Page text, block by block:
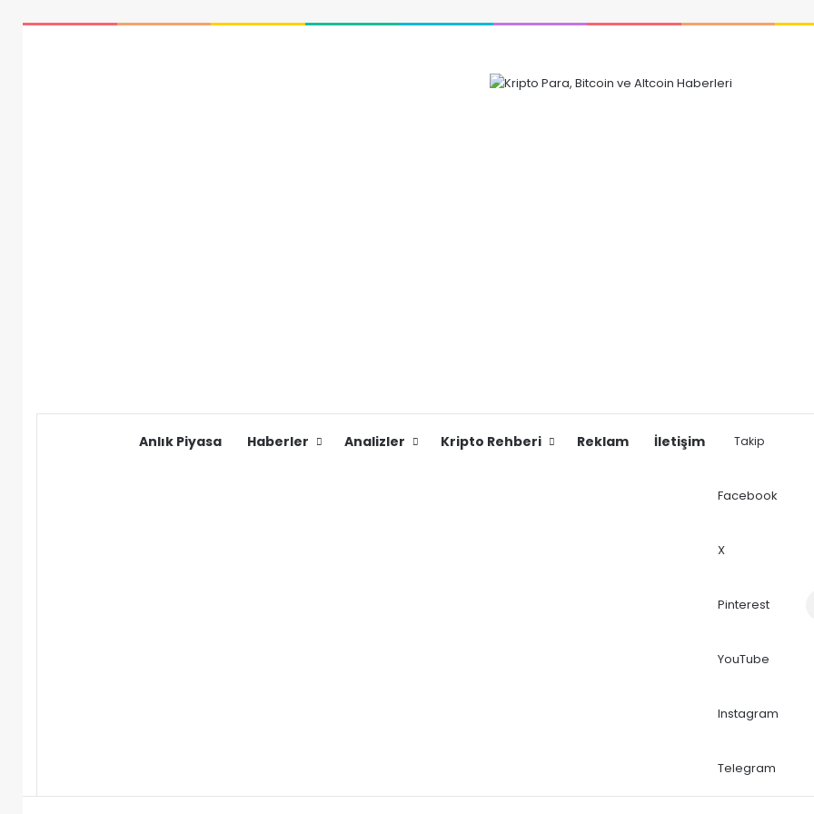
Anlık Piyasa Haberler Analizler Kripto Rehberi Reklam İletişim Takip
Facebook
X
Pinterest
YouTube
Instagram
Telegram